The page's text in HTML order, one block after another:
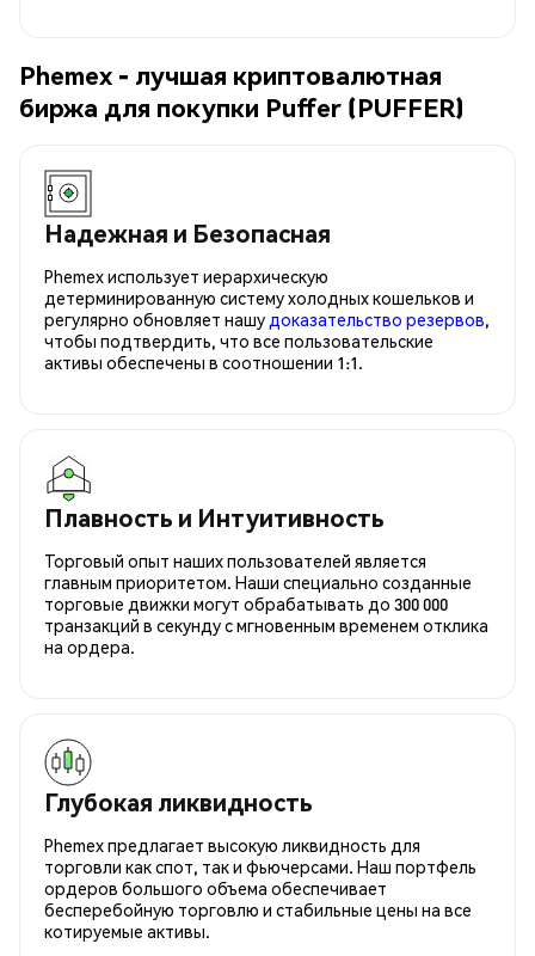
Phemex - лучшая криптовалютная
биржа для покупки Puffer (PUFFER)
Надежная и Безопасная
Phemex использует иерархическую
детерминированную систему холодных кошельков и
регулярно обновляет нашу доказательство резервов,
чтобы подтвердить, что все пользовательские
активы обеспечены в соотношении 1:1.
Плавность и Интуитивность
Торговый опыт наших пользователей является
главным приоритетом. Наши специально созданные
торговые движки могут обрабатывать до 300 000
транзакций в секунду с мгновенным временем отклика
на ордера.
Глубокая ликвидность
Phemex предлагает высокую ликвидность для
торговли как спот, так и фьючерсами. Наш портфель
ордеров большого объема обеспечивает
бесперебойную торговлю и стабильные цены на все
котируемые активы.